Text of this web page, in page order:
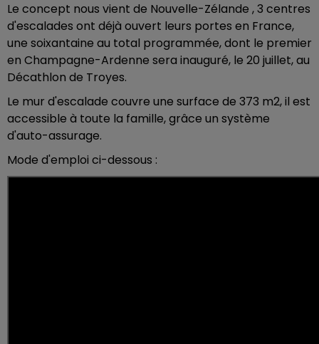
Le concept nous vient de Nouvelle-Zélande , 3 centres
d'escalades ont déjà ouvert leurs portes en France,
une soixantaine au total programmée, dont le premier
en Champagne-Ardenne sera inauguré, le 20 juillet, au
Décathlon de Troyes.
Le mur d'escalade couvre une surface de 373 m2, il est
accessible à toute la famille, grâce un système
d'auto-assurage.
Mode d'emploi ci-dessous :